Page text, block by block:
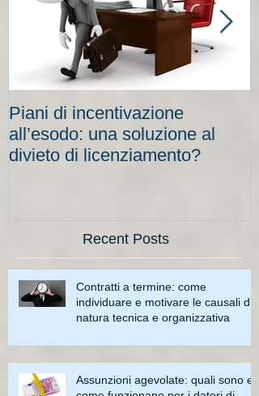
Piani di incentivazione
all’esodo: una soluzione al
divieto di licenziamento?
Recent Posts
Contratti a termine: come
individuare e motivare le causali di
natura tecnica e organizzativa
Assunzioni agevolate: quali sono e